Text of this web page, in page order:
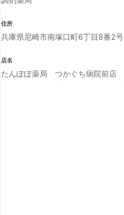
住所
兵庫県尼崎市南塚口町6丁目8番2号
店名
たんぽぽ薬局 つかぐち病院前店